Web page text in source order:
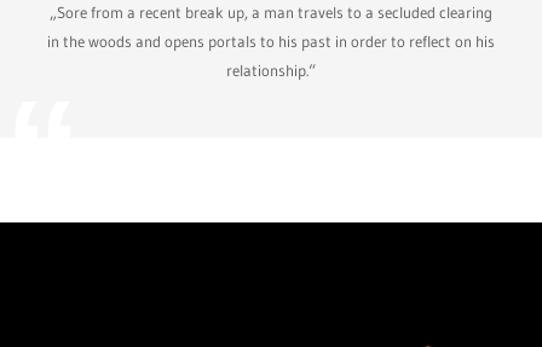
„Sore from a recent break up, a man travels to a secluded clearing
in the woods and opens portals to his past in order to reflect on his
relationship.“